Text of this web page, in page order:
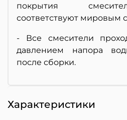
покрытия
соответствуют мировым
- Все смесители
давлением напора
после сборки.
Характеристики